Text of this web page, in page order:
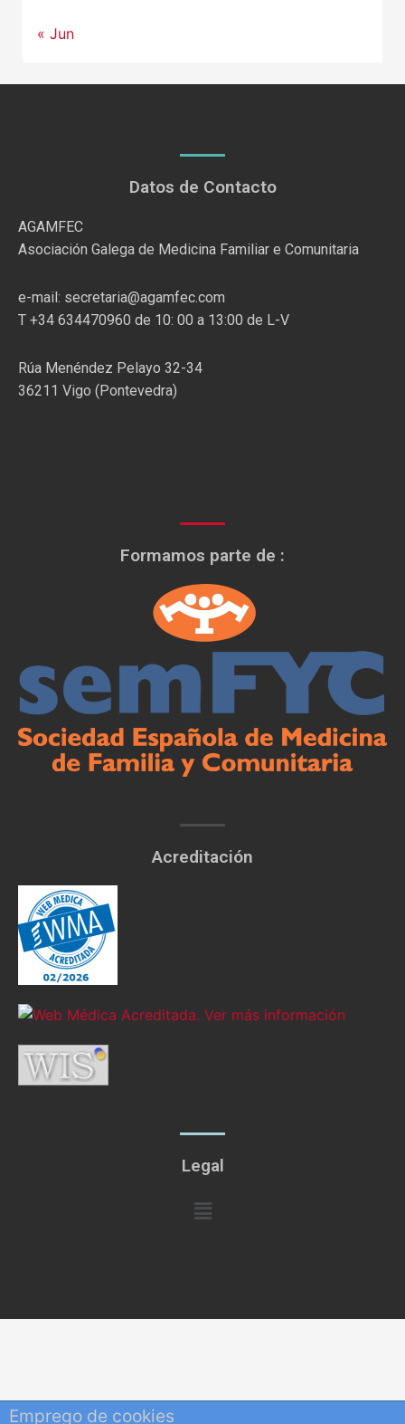
« Jun
Datos de Contacto
AGAMFEC
Asociación Galega de Medicina Familiar e Comunitaria
e-mail: secretaria@agamfec.com
T +34 634470960 de 10: 00 a 13:00 de L-V
Rúa Menéndez Pelayo 32-34
36211 Vigo (Pontevedra)
Formamos parte de :
Acreditación
Legal
Menú
Emprego de cookies